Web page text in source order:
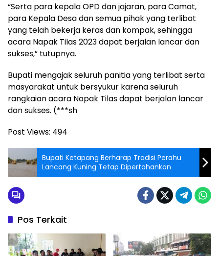
“Serta para kepala OPD dan jajaran, para Camat,
para Kepala Desa dan semua pihak yang terlibat
yang telah bekerja keras dan kompak, sehingga
acara Napak Tilas 2023 dapat berjalan lancar dan
sukses,” tutupnya.
Bupati mengajak seluruh panitia yang terlibat serta
masyarakat untuk bersyukur karena seluruh
rangkaian acara Napak Tilas dapat berjalan lancar
dan sukses. (***sh
Post Views: 494
Bupati Ketapang Berharap Tradisi Perahu
Lancang Kuning Tetap Dipertahankan
Pos Terkait